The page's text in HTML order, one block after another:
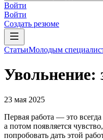
Войти
Войти
Создать резюме
СтатьиМолодым
Увольнение:
23 мая 2025
Первая работа — это
а потом появляется
попробовать дать этой